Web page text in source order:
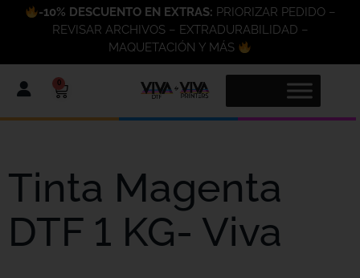
-10% DESCUENTO EN EXTRAS: PRIORIZAR PEDIDO –
REVISAR ARCHIVOS – EXTRADURABILIDAD –
MAQUETACIÓN Y MÁS
0
Tinta Magenta
DTF 1 KG- Viva